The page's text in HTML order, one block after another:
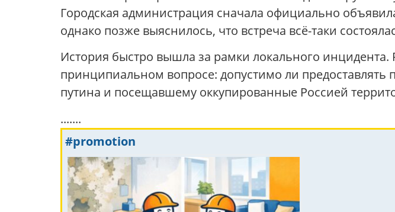
Городская администрация сначала официально
однако позже выяснилось, что встреча всё-таки
История быстро вышла за рамки локального инцидента.
принципиальном вопросе: допустимо ли
путина и посещавшему оккупированные Россией
.......
#promotion